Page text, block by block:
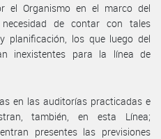
el Organismo en el marco del
de contar con tales
planificación, los que luego del
inexistentes para la línea de
en las auditorías practicadas e
también, en esta Línea;
presentes las previsiones